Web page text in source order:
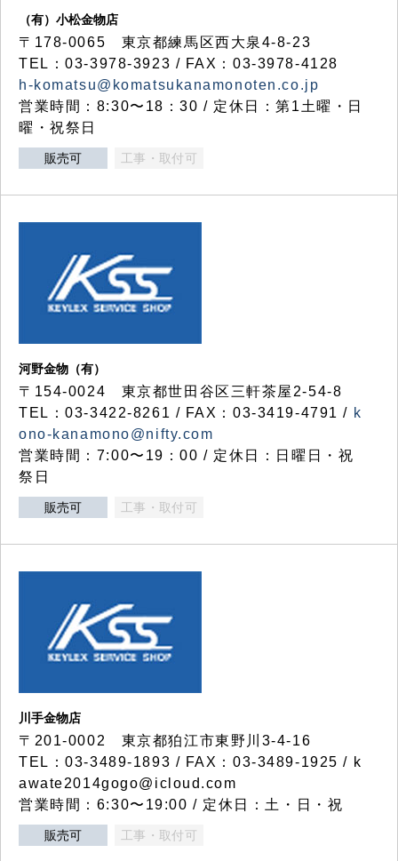
（有）小松金物店
〒178-0065 東京都練馬区西大泉4-8-23
TEL：03-3978-3923 / FAX：03-3978-4128
h-komatsu@komatsukanamonoten.co.jp
営業時間：8:30〜18：30 / 定休日：第1土曜・日
曜・祝祭日
販売可 工事・取付可
河野金物（有）
〒154-0024 東京都世田谷区三軒茶屋2-54-8
TEL：03-3422-8261 / FAX：03-3419-4791 / k
ono-kanamono@nifty.com
営業時間：7:00〜19：00 / 定休日：日曜日・祝
祭日
販売可 工事・取付可
川手金物店
〒201-0002 東京都狛江市東野川3-4-16
TEL：03-3489-1893 / FAX：03-3489-1925 / k
awate2014gogo@icloud.com
営業時間：6:30〜19:00 / 定休日：土・日・祝
販売可 工事・取付可